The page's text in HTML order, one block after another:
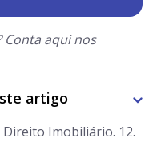
Conta aqui nos
artigo
Direito Imobiliário. 12.